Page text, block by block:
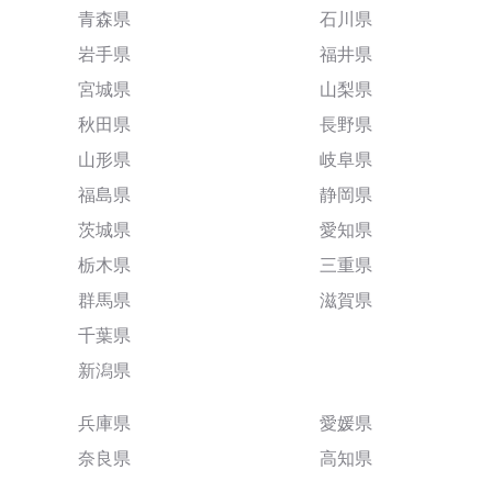
青森県
岩手県
宮城県
秋田県
山形県
福島県
茨城県
栃木県
群馬県
千葉県
新潟県
石川県
福井県
山梨県
長野県
岐阜県
静岡県
愛知県
三重県
滋賀県
兵庫県
奈良県
愛媛県
高知県